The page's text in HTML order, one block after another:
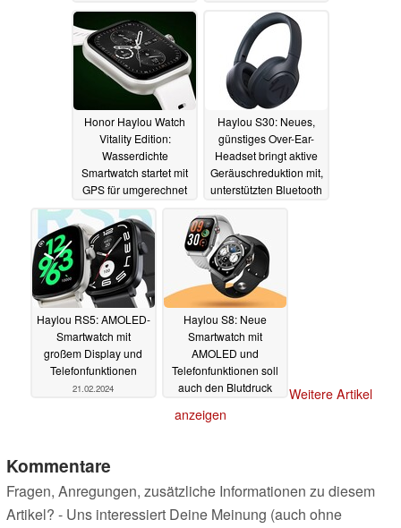
07.04.2025
Honor Haylou Watch
Vitality Edition:
Wasserdichte
Smartwatch startet mit
GPS für umgerechnet
50 Euro14.07.2024
Haylou S30: Neues,
günstiges Over-Ear-
Headset bringt aktive
Geräuschreduktion mit,
unterstützten Bluetooth
Haylou RS5: AMOLED-
Smartwatch mit
großem Display und
Telefonfunktionen
21.02.2024
Haylou S8: Neue
Smartwatch mit
AMOLED und
Telefonfunktionen soll
auch den Blutdruck
19.11.2023
Weitere Artikel
anzeigen
Kommentare
Fragen, Anregungen, zusätzliche Informationen zu diesem
Artikel? - Uns interessiert Deine Meinung (auch ohne